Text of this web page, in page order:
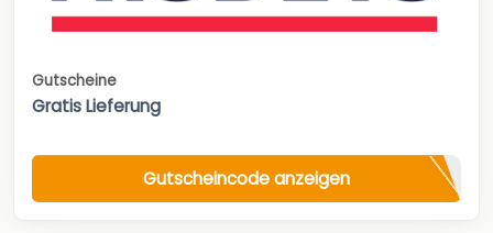
Gutscheine
Gratis Lieferung
Gutscheincode anzeigen